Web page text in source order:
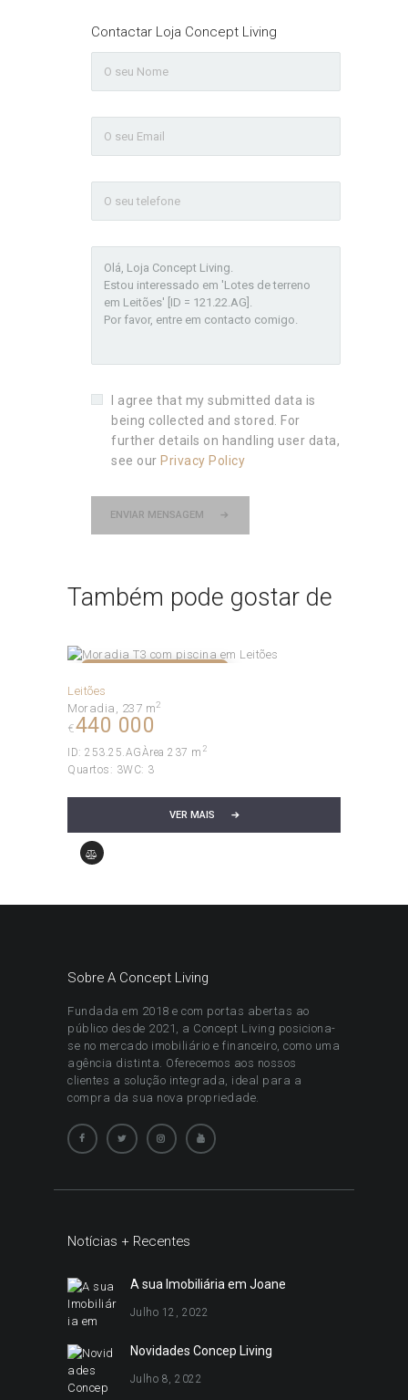
Contactar Loja Concept Living
I agree that my submitted data is
being collected and stored. For
further details on handling user data,
see our Privacy Policy
ENVIAR MENSAGEM
Também pode gostar de
Leitões
Moradia
237 m2
€440 000
ID: 253.25.AGÀrea 237 m 2
Quartos: 3WC: 3
VER MAIS
Sobre A Concept Living
Fundada em 2018 e com portas abertas ao
público desde 2021, a Concept Living posiciona-
se no mercado imobiliário e financeiro, como uma
agência distinta. Oferecemos aos nossos
clientes a solução integrada, ideal para a
compra da sua nova propriedade.
Notícias + Recentes
A sua Imobiliária em Joane
Julho 12, 2022
Novidades Concep Living
Julho 8, 2022